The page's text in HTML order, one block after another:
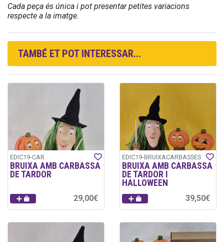
Cada peça és única i pot presentar petites variacions
respecte a la imatge.
TAMBÉ ET POT INTERESSAR...
EDIC19-CAR
BRUIXA AMB CARBASSA
DE TARDOR
29,00€
EDIC19-BRUIXACARBASSES
BRUIXA AMB CARBASSA
DE TARDOR I
HALLOWEEN
39,50€